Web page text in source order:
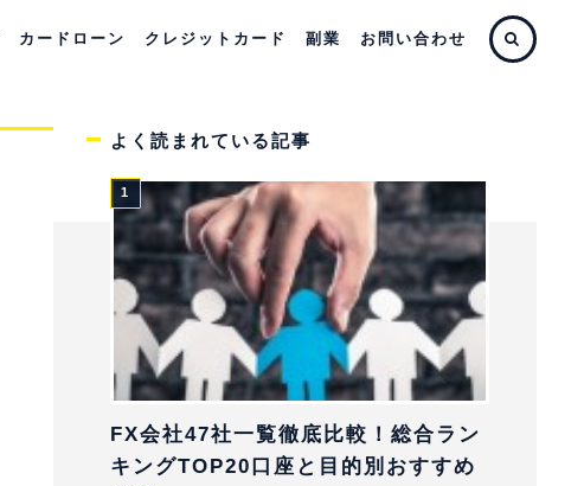
カードローン クレジットカード 副業 お問い合わせ
よく読まれている記事
FX会社47社一覧徹底比較！総合ラン
キングTOP20口座と目的別おすすめ